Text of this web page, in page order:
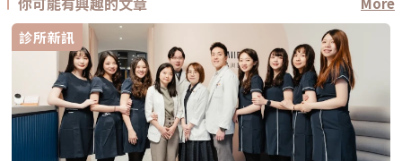
診所新訊